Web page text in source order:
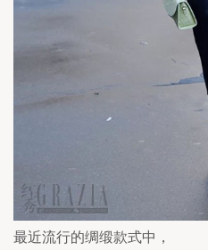
最近流行的绸缎款式中，